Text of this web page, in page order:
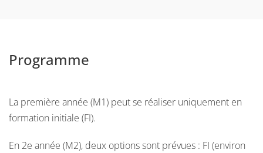
Programme
La première année (M1) peut se réaliser uniquement en
formation initiale (FI).
En 2e année (M2), deux options sont prévues : FI (environ